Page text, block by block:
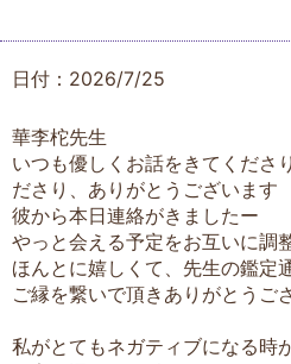
日付：2026/7/25
華李柁先生
いつも優しくお話をきてくださ
ださり、ありがとうございます
彼から本日連絡がきましたー
やっと会える予定をお互いに調
ほんとに嬉しくて、先生の鑑定
ご縁を繋いで頂きありがとうご
私がとてもネガティブになる時